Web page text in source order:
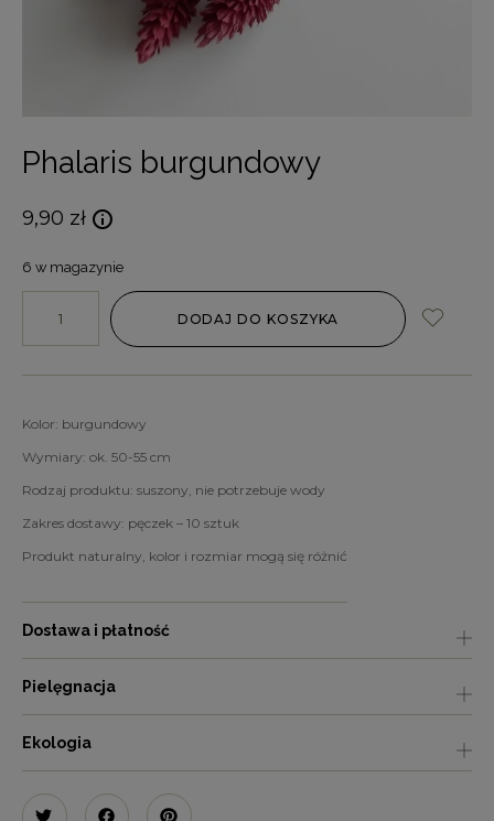
Phalaris burgundowy
9,90 zł
6 w magazynie
DODAJ DO KOSZYKA
Kolor: burgundowy
Wymiary: ok. 50-55 cm
Rodzaj produktu: suszony, nie potrzebuje wody
Zakres dostawy: pęczek – 10 sztuk
Produkt naturalny, kolor i rozmiar mogą się różnić
Dostawa i płatność
Pielęgnacja
Ekologia